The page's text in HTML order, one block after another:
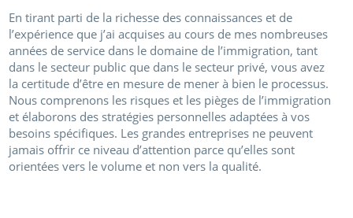
En tirant parti de la richesse des connaissances et de
l’expérience que j’ai acquises au cours de mes nombreuses
années de service dans le domaine de l’immigration, tant
dans le secteur public que dans le secteur privé, vous avez
la certitude d’être en mesure de mener à bien le processus.
Nous comprenons les risques et les pièges de l’immigration
et élaborons des stratégies personnelles adaptées à vos
besoins spécifiques. Les grandes entreprises ne peuvent
jamais offrir ce niveau d’attention parce qu’elles sont
orientées vers le volume et non vers la qualité.